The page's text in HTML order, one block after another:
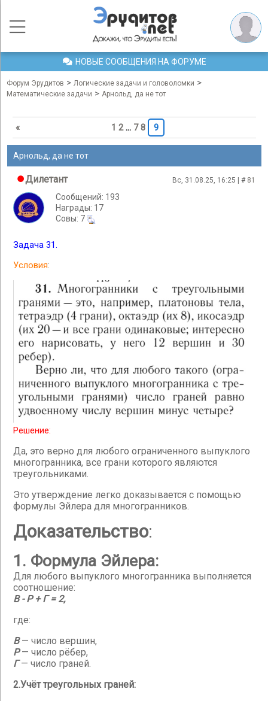
НОВЫЕ СООБЩЕНИЯ НА ФОРУМЕ
Форум Эрудитов > Логические задачи и головоломки >
Математические задачи > Арнольд, да не тот
« 1 2 … 7 8 9
Арнольд, да не тот
Дилетант Вс, 31.08.25, 16:25 | # 81
Сообщений: 193
Награды: 17
Cовы: 7
Задача 31.
Условия:
Решение:
Да, это верно для любого ограниченного выпуклого
многогранника, все грани которого являются
треугольниками.
Это утверждение легко доказывается с помощью
формулы Эйлера для многогранников.
Доказательство:
1. Формула Эйлера:
Для любого выпуклого многогранника выполняется
соотношение:
В - Р + Г = 2,
где:
В— число вершин,
Р— число рёбер,
Г— число граней.
2.Учёт треугольных граней: